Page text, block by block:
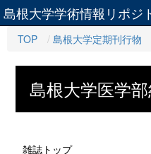
島根大学学術情報リポジ
TOP 島根大学定期刊行物
島根大学医学
雑誌トップ